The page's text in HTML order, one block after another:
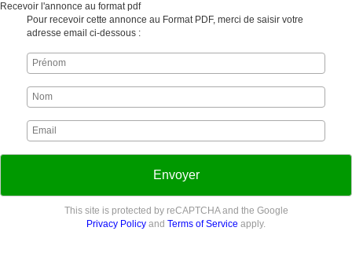
Recevoir l'annonce au format pdf
Pour recevoir cette annonce au Format PDF, merci de saisir votre
adresse email ci-dessous :
Envoyer
This site is protected by reCAPTCHA and the Google
Privacy Policy and Terms of Service apply.